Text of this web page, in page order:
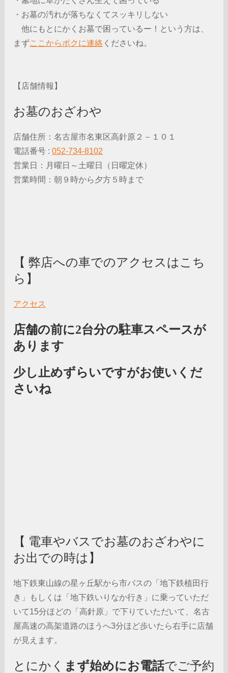
・お墓の汚れが落ちなくてスッキリしない
他にもとにかくお墓で困っているー！という方は、
まずここからボクに連絡 くださいね。
【店舗情報】
お墓のおざわや
店舗住所：名古屋市名東区高針原２－１０１
電話番号 :052-734-8102
営業日：月曜日～土曜日（日曜定休）
営業時間：朝９時から夕方５時まで
【 弊店への車でのアクセスはこち
ら】
アクセス
店舗の前に2台分の駐車スペースが
あります
少し止めずらいですがお使いくだ
さいね
【 電車やバスでお墓のおざわやに
お出での時は】
地下鉄東山線の星ヶ丘駅から市バスの「地下鉄植田行
き」もしくは「地下鉄いりなか行き」に乗っていただ
いて15分ほどの「高針原」で下りていただいて、名古
屋高速の高架道路のほうへ3分ほど歩いたら右手に店舗
が見えます。
とにかく まず始めにお電話でご予約